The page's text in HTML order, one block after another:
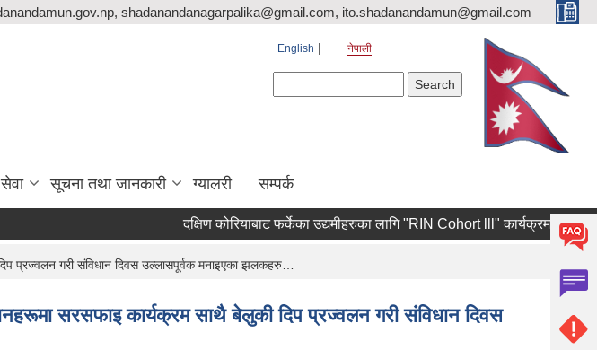
shadanandanagarpalika@gmail.com, ito.shadanandamun@gmail.com
English नेपाली
सूचना तथा जानकारी ग्यालरी सम्पर्क
दक्षिण कोरियाबाट फर्केका उद्यमीहरुका लागि "RIN Cohort lll" कार्यक्रममा आवेदन पेश
प्रज्वलन गरी संविधान दिवस उल्लासपूर्वक मनाइएका झलकहरु…
सरसफाइ कार्यक्रम साथै बेलुकी दिप प्रज्वलन गरी संविधान दिवस